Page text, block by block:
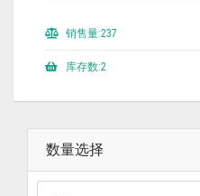
销售量:237
库存数:2
数量选择